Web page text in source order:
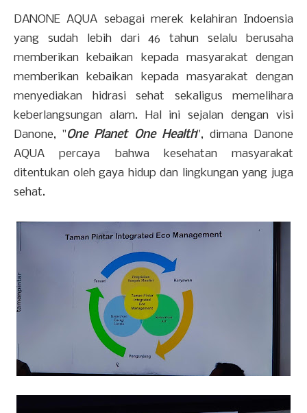
DANONE AQUA sebagai merek kelahiran Indoensia
yang sudah lebih dari 46 tahun selalu berusaha
memberikan kebaikan kepada masyarakat dengan
memberikan kebaikan kepada masyarakat dengan
menyediakan hidrasi sehat sekaligus memelihara
keberlangsungan alam. Hal ini sejalan dengan visi
Danone, "One Planet One Health", dimana Danone
AQUA percaya bahwa kesehatan masyarakat
ditentukan oleh gaya hidup dan lingkungan yang juga
sehat.